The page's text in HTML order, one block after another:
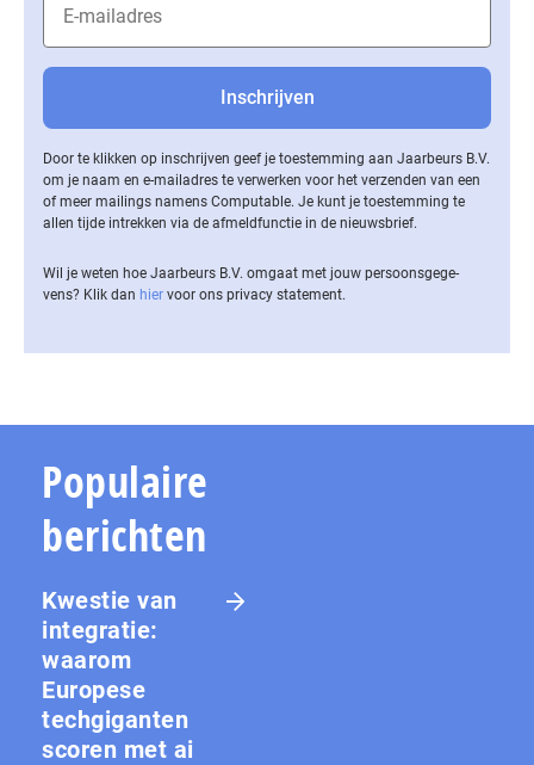
Door te klikken op inschrijven geef je toestemming aan Jaarbeurs B.V.
om je naam en e-mailadres te verwerken voor het verzenden van een
of meer mailings namens Computable. Je kunt je toestemming te
allen tijde intrekken via de af­meld­func­tie in de nieuwsbrief.
Wil je weten hoe Jaarbeurs B.V. omgaat met jouw per­soons­ge­ge­
vens? Klik dan hier voor ons privacy statement.
Populaire
berichten
Kwestie van
integratie:
waarom
Europese
techgiganten
scoren met ai